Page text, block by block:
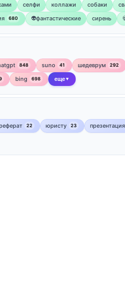
селфи коллажи собаки
680 👽фантастические сирень
848 suno 41 шедеврум 292
bing 698 еще ▼
22 юристу 23 презентация